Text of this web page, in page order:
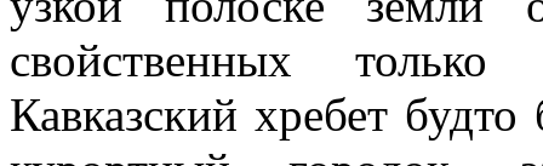
свойственных
Кавказский хребет